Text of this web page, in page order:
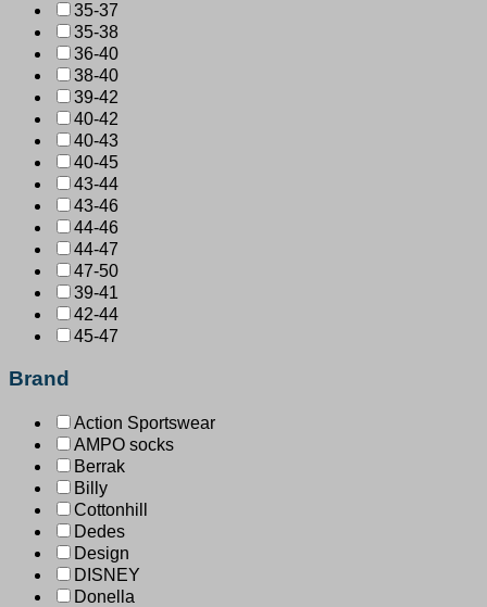
35-37
35-38
36-40
38-40
39-42
40-42
40-43
40-45
43-44
43-46
44-46
44-47
47-50
39-41
42-44
45-47
Brand
Action Sportswear
AMPO socks
Berrak
Billy
Cottonhill
Dedes
Design
DISNEY
Donella